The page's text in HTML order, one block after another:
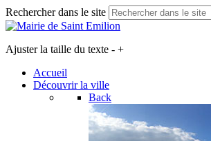
Rechercher dans le site
Ajuster la taille du texte - +
Accueil
Découvrir la ville
Back